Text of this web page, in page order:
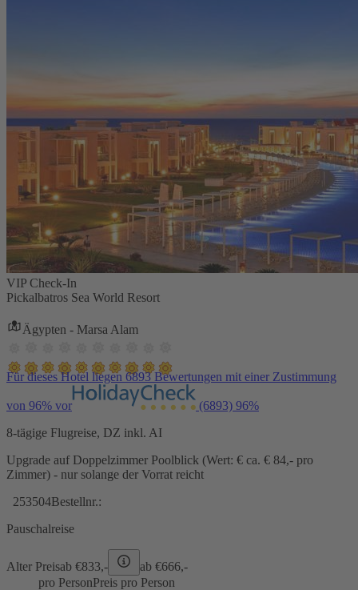
VIP Check-In
Pickalbatros Sea World Resort
Ägypten - Marsa Alam
Für dieses Hotel liegen 6893 Bewertungen mit einer Zustimmung
von 96% vor (6893) 96%
8-tägige Flugreise, DZ inkl. AI
Upgrade auf Doppelzimmer Poolblick (Wert: € ca. € 84,- pro
Zimmer) - nur solange der Vorrat reicht
253504Bestellnr.:
Pauschalreise
Alter Preisab €833,- ab €666,-
pro PersonPreis pro Person